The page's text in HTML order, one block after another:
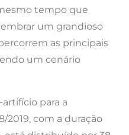
tempo que
um grandioso
as principais
um cenário
para a
2019, com a duração